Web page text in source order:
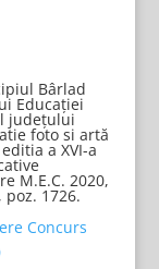
Bârlad
Educaţiei
judeţului
foto si artă
editia a XVI-a
M.E.C. 2020,
1726.
Concurs